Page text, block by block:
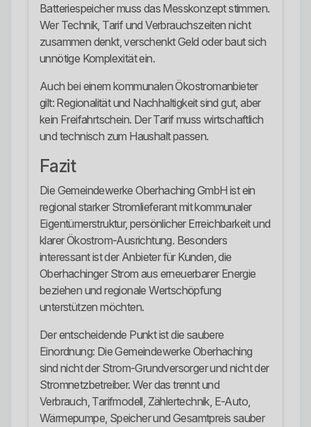
Batteriespeicher muss das Messkonzept stimmen.
Wer Technik, Tarif und Verbrauchszeiten nicht
zusammen denkt, verschenkt Geld oder baut sich
unnötige Komplexität ein.
Auch bei einem kommunalen Ökostromanbieter
gilt: Regionalität und Nachhaltigkeit sind gut, aber
kein Freifahrtschein. Der Tarif muss wirtschaftlich
und technisch zum Haushalt passen.
Fazit
Die Gemeindewerke Oberhaching GmbH ist ein
regional starker Stromlieferant mit kommunaler
Eigentümerstruktur, persönlicher Erreichbarkeit und
klarer Ökostrom-Ausrichtung. Besonders
interessant ist der Anbieter für Kunden, die
Oberhachinger Strom aus erneuerbarer Energie
beziehen und regionale Wertschöpfung
unterstützen möchten.
Der entscheidende Punkt ist die saubere
Einordnung: Die Gemeindewerke Oberhaching
sind nicht der Strom-Grundversorger und nicht der
Stromnetzbetreiber. Wer das trennt und
Verbrauch, Tarifmodell, Zählertechnik, E-Auto,
Wärmepumpe, Speicher und Gesamtpreis sauber